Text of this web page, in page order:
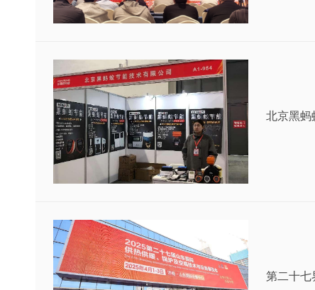
北京黑蚂
第二十七